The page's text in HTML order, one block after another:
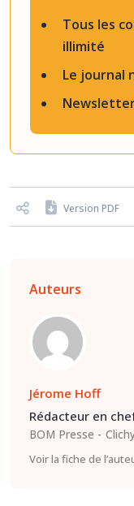
Tous les
illimité
Le journal
Version PDF
Auteurs
Jérome Hoff
Rédacteur en
BOM Presse
Voir la fiche de